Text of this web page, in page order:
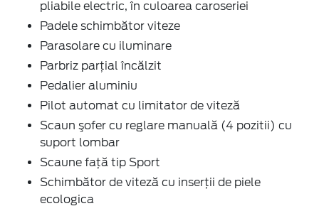
pliabile electric, în culoarea caroseriei
Padele schimbător viteze
Parasolare cu iluminare
Parbriz parţial încălzit
Pedalier aluminiu
Pilot automat cu limitator de viteză
Scaun şofer cu reglare manuală (4 pozitii) cu
suport lombar
Scaune faţă tip Sport
Schimbător de viteză cu inserţii de piele
ecologica